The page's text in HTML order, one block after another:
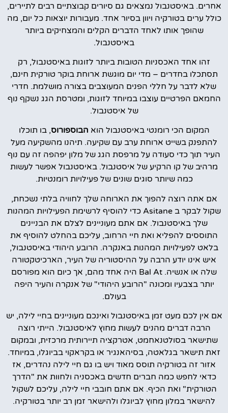
אחרים. באיסטנבול נמצאים גם סיורים קבוצתיים רבים לתיירים,
כולל ערים בטורקיה ויוון בסיור אחד. מעבורות יוצאות כל יום, מה
שהופך אותו לאחד הדברים הקלים והמצחיקים ביותר
באיסטנבול.
זהו אחד האכסניות הטובות ביותר לזוגות באיסטנבול, רק
תסתכלו בחדרים – מדי יום מוגשת ארוחת בוקר טורקית חינם,
שלא לדבר על חללי הפנים המעוצבים בצורה מושלמת. חדרי
החמאם הפרטיים עוצבו במיוחד לזוגות, ומטרסת הגג נשקף נוף
של איסטנבול.
המקום הכי רומנטי באיסטנבול הוא הבוספורוס, בו תוכלו
להתפנק בשייט ארוחת ערב עם שקיעה. תיהנו מהשקיעה מעל
העיר תוך כדי סעודה על מרפסת הגג של מלון יפהפה זה עם נוף
מרהיב של קו הרקיע של איסטנבול. באיסטנבול אפשר לעשות
כמה שיותר סוגים שונים של פעילויות רומנטיות.
אם אתה רוצה להפוך את הארוחה שלך לחוויה בלתי נשכחת,
שקול לבקר ב Asitane כדי להוסיף לרשימת הפעילויות המהנות
שלך באיסטנבול. אם אתם מעוניינים לצלם את הבניינים
התוססים להפליא ואת חיי הרחוב, עליכם בהחלט להוסיף את
בלאט לפעילויות המהנות באנקרה. הרובע היהודי באיסטנבול,
איש אינו יודע הרבה על ההיסטוריה של העיר, הארכיטקטורה
שלה או אנשיה. Bal At היה אחד מהם, אך כיום הוא מפורסם
יותר בצבעיו ומכונה "הרובע היהודי" של אנקרה והעיר היפה
בעולם.
אם אין לכם מעט זמן באיסטנבול ואינכם מעוניינים בחיי לילה, יש
הרבה דברים מהנים לעשות מחוץ לאיסטנבול. הייתי רוצה
שתישאר בסולטנאחמט, אטרקציה תיירותית מרכזית, ובמקום
זאת תישאר בגלאטה, בסיהאנגיר או בקראקוי בביוגלו, במיוחד.
אזור זה בטורקיה תוסס מאוד ויש בו גם חיי לילה נהדרים, אז
כדאי לחפש כמה חברים חדשים באכסניה ולחוות את "הדרך
הטורקית" ואת הכיף. אם אתם חובבי חיי לילה, עליכם לשקול
להישאר במלון מחוץ לביוגלו ולהישאר זמן רב יותר בטורקיה.